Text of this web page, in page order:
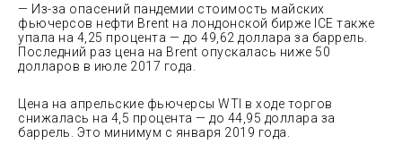
— Из-за опасений пандемии стоимость майских
фьючерсов нефти Brent на лондонской бирже ICE также
упала на 4,25 процента — до 49,62 доллара за баррель.
Последний раз цена на Brent опускалась ниже 50
долларов в июле 2017 года.
Цена на апрельские фьючерсы WTI в ходе торгов
снижалась на 4,5 процента — до 44,95 доллара за
баррель. Это минимум с января 2019 года.